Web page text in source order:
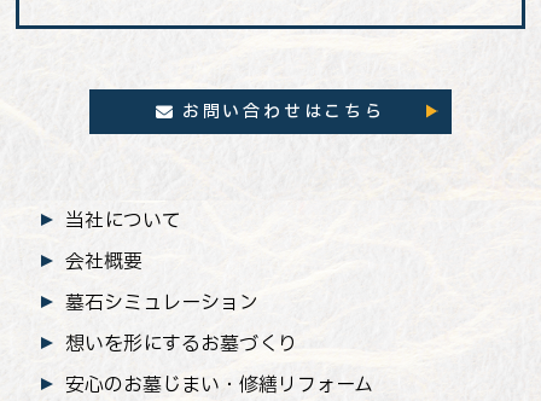
お問い合わせはこちら
当社について
会社概要
墓石シミュレーション
想いを形にするお墓づくり
安心のお墓じまい ・修繕リフォーム